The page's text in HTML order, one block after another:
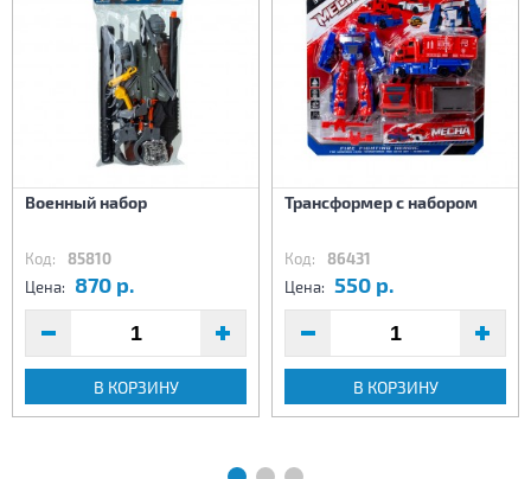
Военный набор
Код: 85810
Цена: 870 р.
В КОРЗИНУ
Трансформер с набором
Код: 86431
Цена: 550 р.
В КОРЗИНУ